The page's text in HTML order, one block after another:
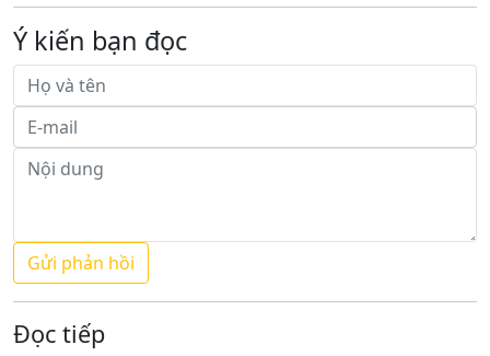
Ý kiến bạn đọc
Đọc tiếp